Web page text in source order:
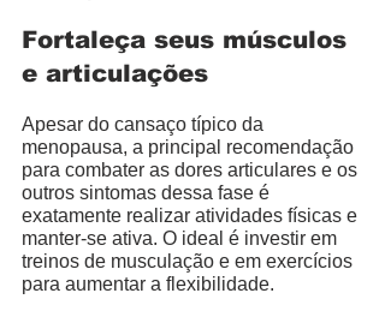
Fortaleça seus músculos
e articulações
Apesar do cansaço típico da
menopausa, a principal recomendação
para combater as dores articulares e os
outros sintomas dessa fase é
exatamente realizar atividades físicas e
manter-se ativa. O ideal é investir em
treinos de musculação e em exercícios
para aumentar a flexibilidade.